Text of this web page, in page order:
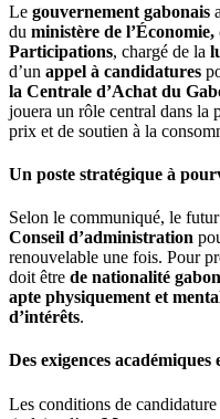
Le gouvernement gabonais
du ministère de l’Économie,
Participations, chargé de la
d’un appel à candidatures
la Centrale d’Achat du
jouera un rôle central dans la
prix et de soutien à la
Un poste stratégique à
Selon le communiqué, le futur
Conseil d’administration
renouvelable une fois. Pour
doit être de nationalité
apte physiquement et
d’intérêts.
Des exigences académiques
Les conditions de